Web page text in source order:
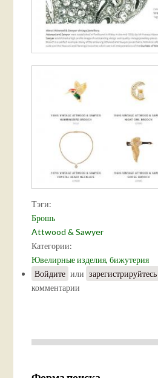
Тэги:
Брошь
Attwood & Sawyer
Категории:
Ювелирные изделия, бижутерия
Войдите или зарегистрируйтесь
комментарии